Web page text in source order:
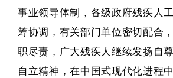
事业领导体制，各级政府残疾人
筹协调，有关部门单位密切配合
职尽责，广大残疾人继续发扬自
自立精神，在中国式现代化进程